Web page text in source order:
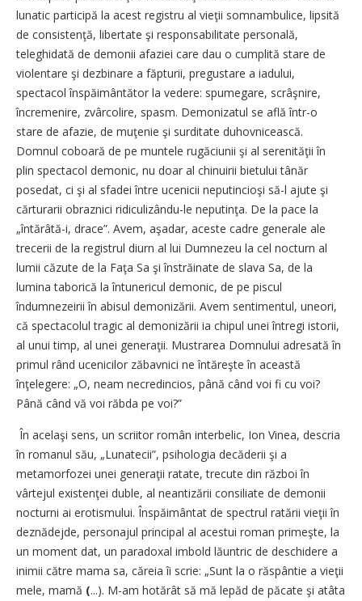
lunatic participă la acest registru al vieţii somnambulice, lipsită
de consistenţă, libertate şi responsabilitate personală,
teleghidată de demonii afaziei care dau o cumplită stare de
violentare şi dezbinare a făpturii, pregustare a iadului,
spectacol înspăimântător la vedere: spumegare, scrâşnire,
încremenire, zvârcolire, spasm. Demonizatul se află într-o
stare de afazie, de muţenie şi surditate duhovnicească.
Domnul coboară de pe muntele rugăciunii şi al serenităţii în
plin spectacol demonic, nu doar al chinuirii bietului tânăr
posedat, ci şi al sfadei între ucenicii neputincioşi să-l ajute şi
cărturarii obraznici ridiculizându-le neputinţa. De la pace la
„întărâtă-i, drace”. Avem, aşadar, aceste cadre generale ale
trecerii de la registrul diurn al lui Dumnezeu la cel nocturn al
lumii căzute de la Faţa Sa şi înstrăinate de slava Sa, de la
lumina taborică la întunericul demonic, de pe piscul
îndumnezeirii în abisul demonizării. Avem sentimentul, uneori,
că spectacolul tragic al demonizării ia chipul unei întregi istorii,
al unui timp, al unei generaţii. Mustrarea Domnului adresată în
primul rând ucenicilor zăbavnici ne întăreşte în această
înţelegere: „O, neam necredincios, până când voi fi cu voi?
Până când vă voi răbda pe voi?”
În acelaşi sens, un scriitor român interbelic, Ion Vinea, descria
în romanul său, „Lunatecii”, psihologia decăderii şi a
metamorfozei unei generaţii ratate, trecute din război în
vârtejul existenţei duble, al neantizării consiliate de demonii
nocturni ai erotismului. Înspăimântat de spectrul ratării vieţii în
deznădejde, personajul principal al acestui roman primeşte, la
un moment dat, un paradoxal imbold lăuntric de deschidere a
inimii către mama sa, căreia îi scrie: „Sunt la o răspântie a vieţii
mele, mamă (...). M-am hotărât să mă lepăd de păcate şi atâta